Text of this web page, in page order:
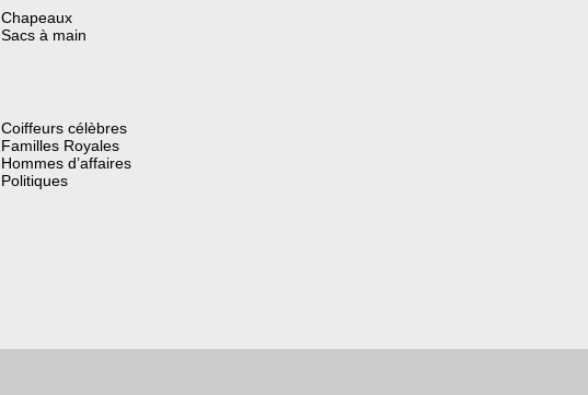
Chapeaux
Sacs à main
Coiffeurs célèbres
Familles Royales
Hommes d’affaires
Politiques